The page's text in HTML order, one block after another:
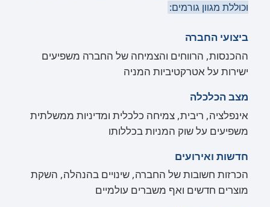
וכוללת מגוון גורמים:
ביצועי החברה
ההכנסות, הרווחים והצמיחה של החברה משפיעים
ישירות על אטרקטיביות המניה
מצב הכלכלה
אינפלציה, ריבית, צמיחה כלכלית ומדיניות ממשלתית
משפיעים על שוק המניות בכללותו
חדשות ואירועים
הכרזות חשובות של החברה, שינויים בהנהלה, השקת
מוצרים חדשים ואף משברים עולמיים